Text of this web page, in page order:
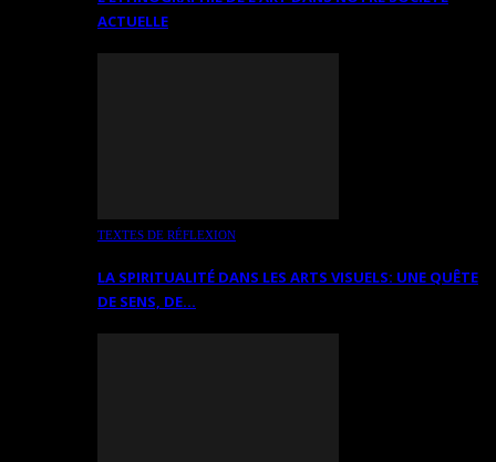
ACTUELLE
TEXTES DE RÉFLEXION
LA SPIRITUALITÉ DANS LES ARTS VISUELS: UNE QUÊTE
DE SENS, DE…